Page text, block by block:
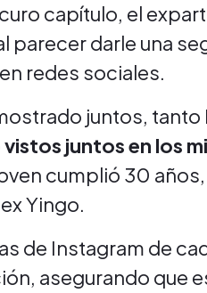
capítulo, el
parecer darle una
redes sociales.
juntos, tanto
juntos en los
cumplió 30
Yingo.
de Instagram de
asegurando que